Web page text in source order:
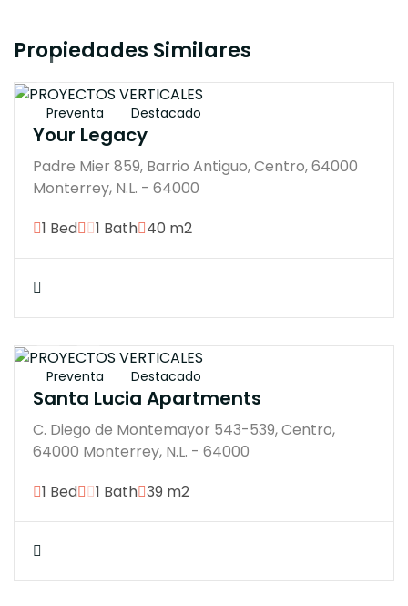
Propiedades Similares
Preventa Destacado
Your Legacy
Padre Mier 859, Barrio Antiguo, Centro, 64000
Monterrey, N.L. - 64000
1 Bed
1 Bath 40 m2
Preventa Destacado
Santa Lucia Apartments
C. Diego de Montemayor 543-539, Centro,
64000 Monterrey, N.L. - 64000
1 Bed
1 Bath 39 m2